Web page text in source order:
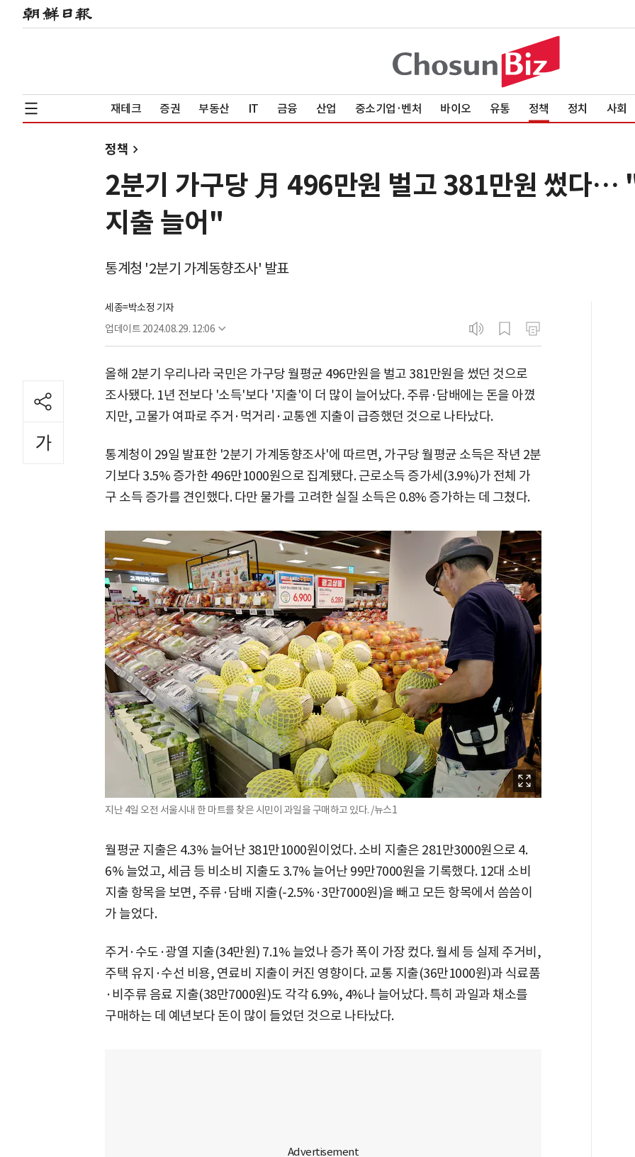
재테크 증권 부동산 IT 금융 산업 중소기업·벤처 바이오 유통 정책 정치 사회
정책
2분기 가구당 月 496만원 벌고 381만원 썼다…
지출 늘어"
통계청 '2분기 가계동향조사' 발표
세종=박소정 기자
업데이트 2024.08.29. 12:06
올해 2분기 우리나라 국민은 가구당 월평균 496만원을 벌고 381만원을 썼던 것으로
조사됐다. 1년 전보다 '소득'보다 '지출'이 더 많이 늘어났다. 주류·담배에는 돈을 아꼈
지만, 고물가 여파로 주거·먹거리·교통엔 지출이 급증했던 것으로 나타났다.
통계청이 29일 발표한 '2분기 가계동향조사'에 따르면, 가구당 월평균 소득은 작년 2분
기보다 3.5% 증가한 496만1000원으로 집계됐다. 근로소득 증가세(3.9%)가 전체 가
구 소득 증가를 견인했다. 다만 물가를 고려한 실질 소득은 0.8% 증가하는 데 그쳤다.
지난 4일 오전 서울시내 한 마트를 찾은 시민이 과일을 구매하고 있다. /뉴스1
월평균 지출은 4.3% 늘어난 381만1000원이었다. 소비 지출은 281만3000원으로 4.
6% 늘었고, 세금 등 비소비 지출도 3.7% 늘어난 99만7000원을 기록했다. 12대 소비
지출 항목을 보면, 주류·담배 지출(-2.5%·3만7000원)을 빼고 모든 항목에서 씀씀이
가 늘었다.
주거·수도·광열 지출(34만원) 7.1% 늘었나 증가 폭이 가장 컸다. 월세 등 실제 주거비,
주택 유지·수선 비용, 연료비 지출이 커진 영향이다. 교통 지출(36만1000원)과 식료품
·비주류 음료 지출(38만7000원)도 각각 6.9%, 4%나 늘어났다. 특히 과일과 채소를
구매하는 데 예년보다 돈이 많이 들었던 것으로 나타났다.